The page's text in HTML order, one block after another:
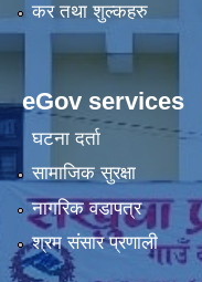
कर तथा शुल्कहरु
eGov services
घटना दर्ता
सामाजिक सुरक्षा
नागरिक वडापत्र
श्रम संसार प्रणाली